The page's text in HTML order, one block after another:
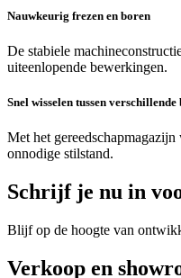
Nauwkeurig frezen en boren
De stabiele
uiteenlopende bewerkingen.
Snel wisselen tussen
Met het
onnodige stilstand.
Schrijf je nu in
Blijf op de hoogte van
Verkoop en